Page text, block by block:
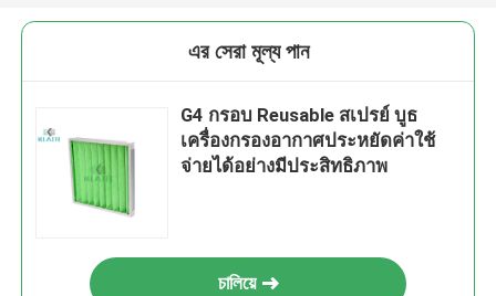
এর সেরা মূল্য পান
G4 กรอบ Reusable สเปรย์ บูธ
เครื่องกรองอากาศประหยัดค่าใช้
จ่ายได้อย่างมีประสิทธิภาพ
চালিয়ে